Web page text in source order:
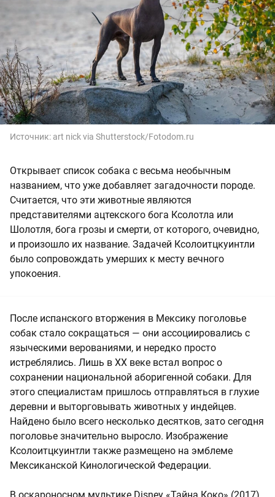
Источник: art nick via Shutterstock/Fotodom.ru
Открывает список собака с весьма необычным
названием, что уже добавляет загадочности породе.
Считается, что эти животные являются
представителями ацтекского бога Ксолотла или
Шолотля, бога грозы и смерти, от которого, очевидно,
и произошло их название. Задачей Ксолоитцкуинтли
было сопровождать умерших к месту вечного
упокоения.
После испанского вторжения в Мексику поголовье
собак стало сокращаться — они ассоциировались с
языческими верованиями, и нередко просто
истреблялись. Лишь в XX веке встал вопрос о
сохранении национальной аборигенной собаки. Для
этого специалистам пришлось отправляться в глухие
деревни и выторговывать животных у индейцев.
Найдено было всего несколько десятков, зато сегодня
поголовье значительно выросло. Изображение
Ксолоитцкуинтли также размещено на эмблеме
Мексиканской Кинологической Федерации.
В оскароносном мультике Disney «Тайна Коко» (2017)